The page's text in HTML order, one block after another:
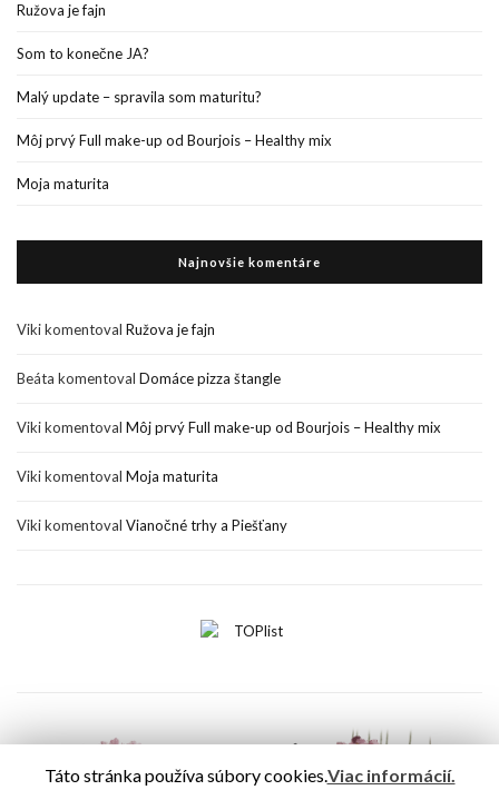
Ružova je fajn
Som to konečne JA?
Malý update – spravila som maturitu?
Môj prvý Full make-up od Bourjois – Healthy mix
Moja maturita
Najnovšie komentáre
Vikikomentoval Ružova je fajn
Beáta komentoval Domáce pizza štangle
Vikikomentoval Môj prvý Full make-up od Bourjois – Healthy mix
Vikikomentoval Moja maturita
Vikikomentoval Vianočné trhy a Piešťany
Táto stránka používa súbory cookies.Viac informácií.